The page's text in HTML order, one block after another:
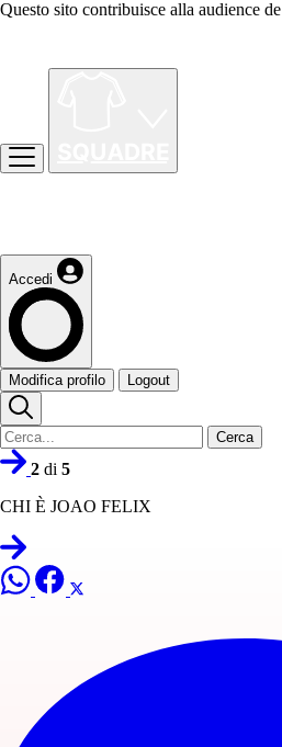
Questo sito contribuisce alla audience de
Accedi
Modifica profilo Logout
Cerca
2 di 5
CHI È JOAO FELIX